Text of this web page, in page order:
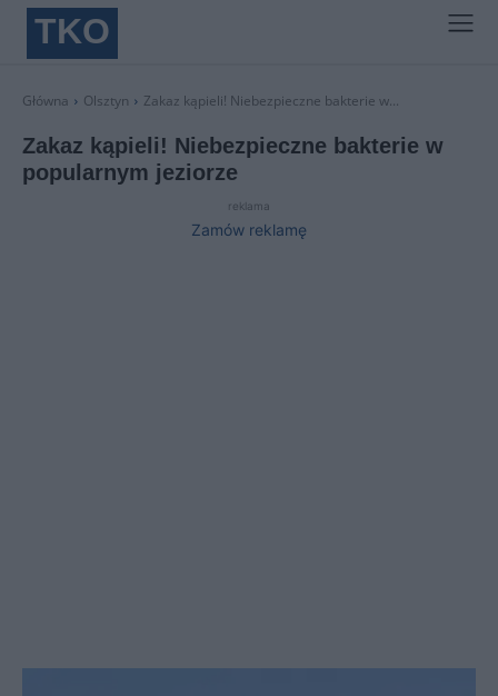
TKO
Główna Olsztyn Zakaz kąpieli! Niebezpieczne bakterie w...
Zakaz kąpieli! Niebezpieczne bakterie w
popularnym jeziorze
reklama
Zamów reklamę